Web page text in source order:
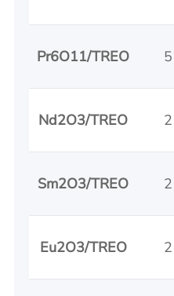
Pr6O11/TREO 5
Nd2O3/TREO 2
Sm2O3/TREO 2
Eu2O3/TREO 2